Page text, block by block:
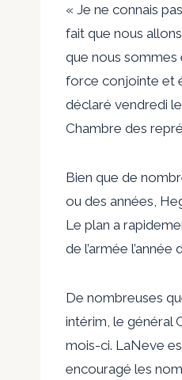
« Je ne connais
fait que nous
que nous sommes
force conjointe et
déclaré vendredi
Chambre des
Bien que de
ou des années,
Le plan a
de l’armée l’année
De nombreuses
intérim, le général
mois-ci. LaNeve
encouragé les